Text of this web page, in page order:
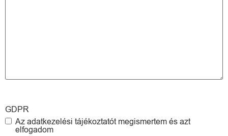
GDPR
Az adatkezelési tájékoztatót megismertem és azt
elfogadom